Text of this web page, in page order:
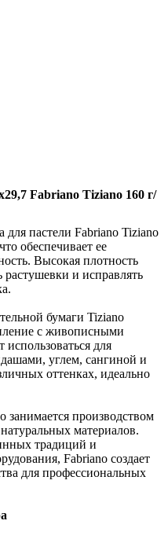
Fabriano Tiziano 160 г/
для пастели Fabriano Tiziano
обеспечивает ее
Высокая плотность
растушевки и исправлять
бумаги Tiziano
с живописными
для
углем, сангиной и
оттенках, идеально
занимается производством
материалов.
традиций и
Fabriano создает
для профессиональных